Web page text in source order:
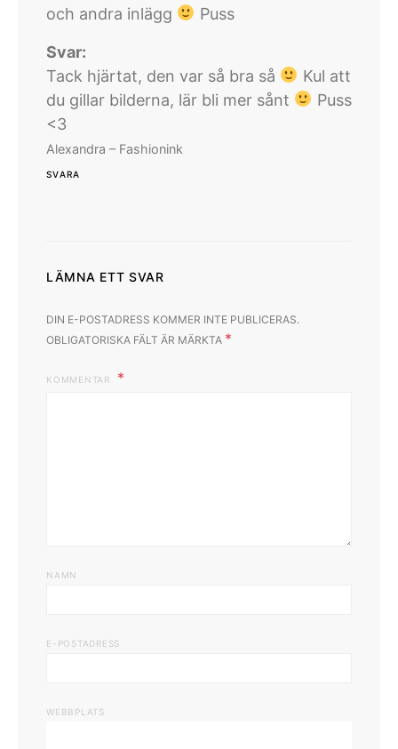
och andra inlägg
Puss
Svar:
Tack hjärtat, den var så bra så
Kul att
du gillar bilderna, lär bli mer sånt
Puss
<3
Alexandra – Fashionink
SVARA
LÄMNA ETT SVAR
DIN E-POSTADRESS KOMMER INTE PUBLICERAS.
OBLIGATORISKA FÄLT ÄR MÄRKTA *
KOMMENTAR
NAMN
E-POSTADRESS
WEBBPLATS